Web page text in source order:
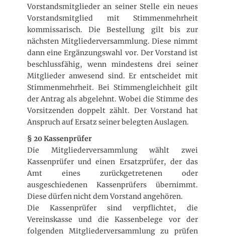
Vorstandsmitglieder an seiner Stelle ein neues
Vorstandsmitglied mit Stimmenmehrheit
kommissarisch. Die Bestellung gilt bis zur
nächsten Mitgliederversammlung. Diese nimmt
dann eine Ergänzungswahl vor. Der Vorstand ist
beschlussfähig, wenn mindestens drei seiner
Mitglieder anwesend sind. Er entscheidet mit
Stimmenmehrheit. Bei Stimmengleichheit gilt
der Antrag als abgelehnt. Wobei die Stimme des
Vorsitzenden doppelt zählt. Der Vorstand hat
Anspruch auf Ersatz seiner belegten Auslagen.
§ 20 Kassenprüfer
Die Mitgliederversammlung wählt zwei
Kassenprüfer und einen Ersatzprüfer, der das
Amt eines zurückgetretenen oder
ausgeschiedenen Kassenprüfers übernimmt.
Diese dürfen nicht dem Vorstand angehören.
Die Kassenprüfer sind verpflichtet, die
Vereinskasse und die Kassenbelege vor der
folgenden Mitgliederversammlung zu prüfen